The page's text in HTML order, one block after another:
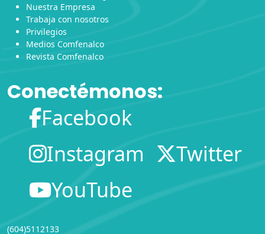
Nuestra Empresa
Trabaja con nosotros
Privilegios
Medios Comfenalco
Revista Comfenalco
Conectémonos:
Facebook
Instagram
Twitter
YouTube
(604)5112133